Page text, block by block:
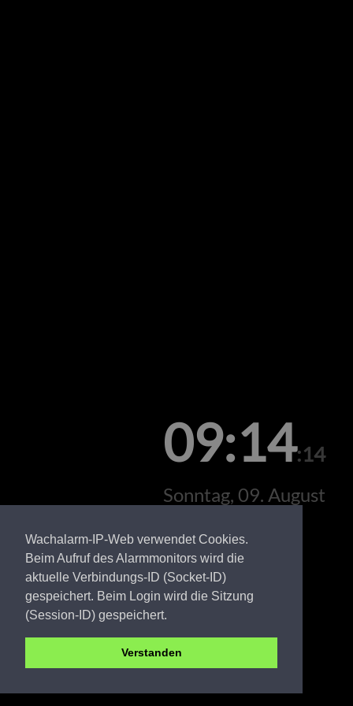
Wachalarm-IP-Web verwendet Cookies.
Beim Aufruf des Alarmmonitors wird die
aktuelle Verbindungs-ID (Socket-ID)
gespeichert. Beim Login wird die Sitzung
(Session-ID) gespeichert.
Verstanden
09:14:14
Sonntag, 09. August
PR FW Bälow